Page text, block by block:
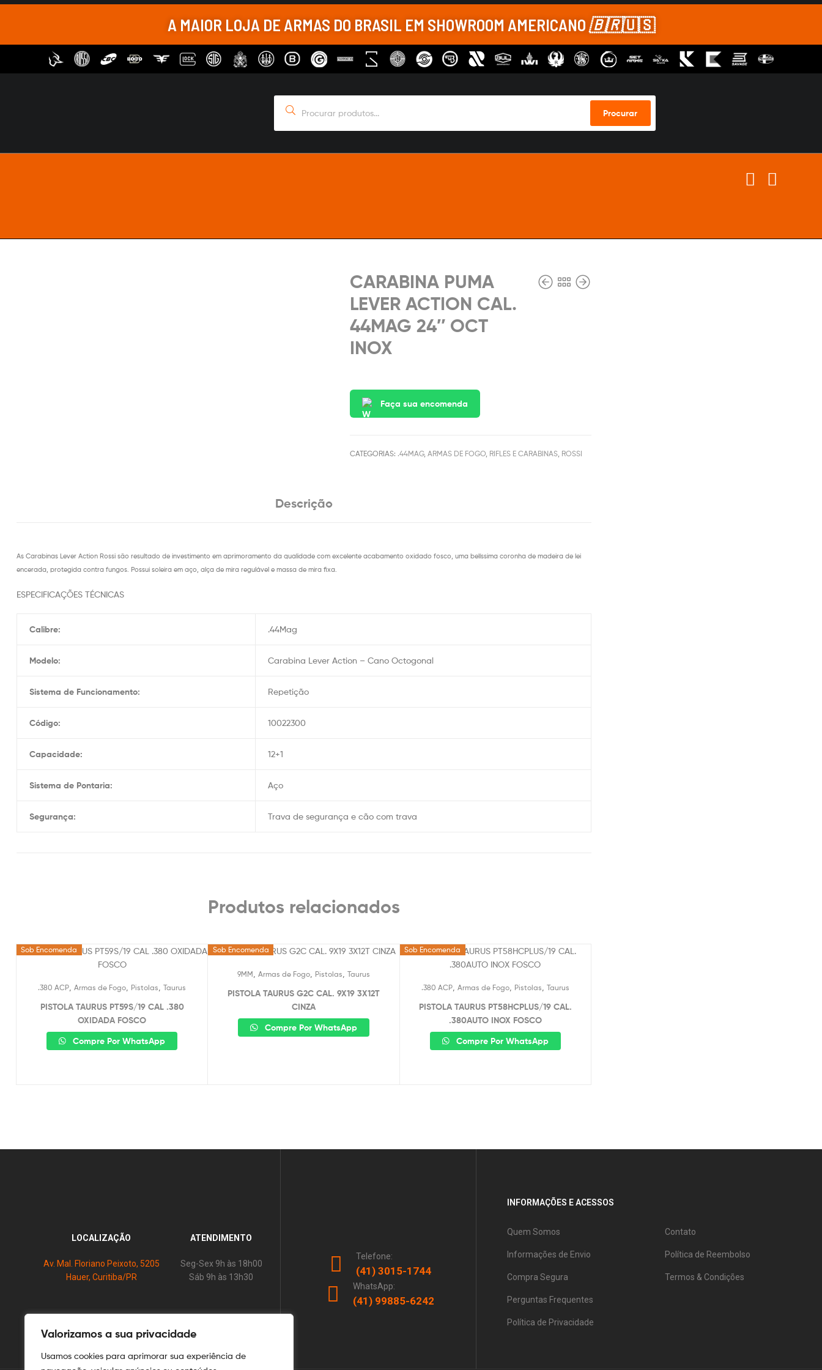
Valorizamos a sua privacidade
Usamos cookies para aprimorar sua experiência de
A MAIOR LOJA DE ARMAS DO BRASIL EM SHOWROOM AMERICANO🇧🇷🇺🇸
Procurar
CARABINA PUMA
LEVER ACTION CAL.
44MAG 24″ OCT
INOX
Faça sua encomenda
CATEGORIAS: .44MAG, ARMAS DE FOGO, RIFLES E CARABINAS, ROSSI
Descrição
As Carabinas Lever Action Rossi são resultado de investimento em aprimoramento da qualidade com excelente acabamento oxidado fosco, uma belíssima coronha de madeira de lei
encerada, protegida contra fungos. Possui soleira em aço, alça de mira regulável e massa de mira fixa.
ESPECIFICAÇÕES TÉCNICAS
Calibre: .44Mag
Modelo: Carabina Lever Action – Cano Octogonal
Sistema de Funcionamento: Repetição
Código: 10022300
Capacidade: 12+1
Sistema de Pontaria: Aço
Segurança: Trava de segurança e cão com trava
Produtos relacionados
Sob Encomenda
.380 ACP ,Armas de Fogo Pistolas ,Taurus
PISTOLA TAURUS PT59S/19 CAL .380
OXIDADA FOSCO
Compre Por WhatsApp
Sob Encomenda
9MM Armas de Fogo, Pistolas Taurus
PISTOLA TAURUS G2C CAL. 9X19 3X12T
CINZA
Compre Por WhatsApp
Sob Encomenda
.380 ACP, Armas de Fogo, Pistolas Taurus
PISTOLA TAURUS PT58HCPLUS/19 CAL.
.380AUTO INOX FOSCO
Compre Por WhatsApp
LOCALIZAÇÃO
Av. Mal. Floriano Peixoto, 5205
Hauer, Curitiba/PR
ATENDIMENTO
Seg-Sex 9h às 18h00
Sáb 9h às 13h30
Telefone:
(41) 3015-1744
WhatsApp:
(41) 99885-6242
INFORMAÇÕES E ACESSOS
Quem Somos
Informações de Envio
Compra Segura
Perguntas Frequentes
Política de Privacidade
Contato
Política de Reembolso
Termos & Condições